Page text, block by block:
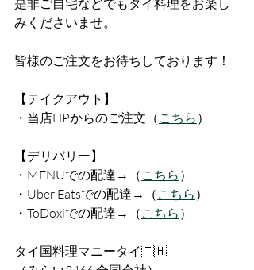
みくださいませ。
皆様のご注文をお待ちしております！
【テイクアウト】
・当店HPからのご注文（ こちら ）
【デリバリー】
・MENUでの配達→（ こちら ）
・Uber Eatsでの配達→（ こちら ）
・ToDoxiでの配達→（ こちら ）
タイ国料理マニータイ🇹🇭